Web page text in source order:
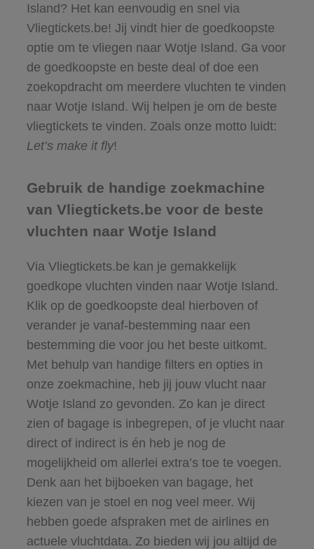
Island? Het kan eenvoudig en snel via
Vliegtickets.be! Jij vindt hier de goedkoopste
optie om te vliegen naar Wotje Island. Ga voor
de goedkoopste en beste deal of doe een
zoekopdracht om meerdere vluchten te vinden
naar Wotje Island. Wij helpen je om de beste
vliegtickets te vinden. Zoals onze motto luidt:
Let’s make it fly!
Gebruik de handige zoekmachine
van Vliegtickets.be voor de beste
vluchten naar Wotje Island
Via Vliegtickets.be kan je gemakkelijk
goedkope vluchten vinden naar Wotje Island.
Klik op de goedkoopste deal hierboven of
verander je vanaf-bestemming naar een
bestemming die voor jou het beste uitkomt.
Met behulp van handige filters en opties in
onze zoekmachine, heb jij jouw vlucht naar
Wotje Island zo gevonden. Zo kan je direct
zien of bagage is inbegrepen, of je vlucht naar
direct of indirect is én heb je nog de
mogelijkheid om allerlei extra’s toe te voegen.
Denk aan het bijboeken van bagage, het
kiezen van je stoel en nog veel meer. Wij
hebben goede afspraken met de airlines en
actuele vluchtdata. Zo bieden wij jou altijd de